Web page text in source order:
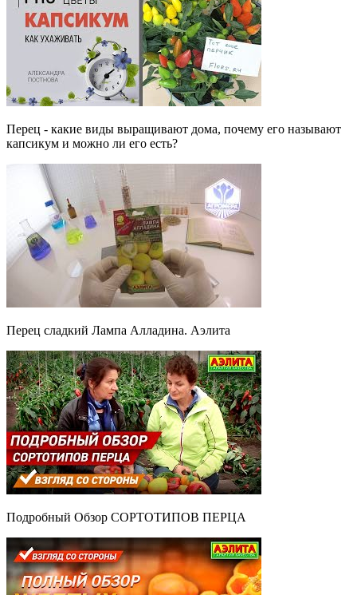
Перец - какие виды выращивают дома, почему его называют
капсикум и можно ли его есть?
Перец сладкий Лампа Алладина. Аэлита
Подробный Обзор СОРТОТИПОВ ПЕРЦА